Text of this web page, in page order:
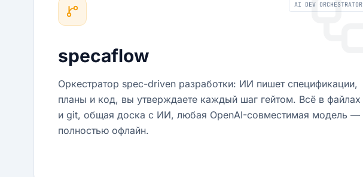
AI DEV ORCHESTRATOR
specaflow
Оркестратор spec-driven разработки: ИИ пишет спецификации,
планы и код, вы утверждаете каждый шаг гейтом. Всё в файлах
и git, общая доска с ИИ, любая OpenAI-совместимая модель —
полностью офлайн.